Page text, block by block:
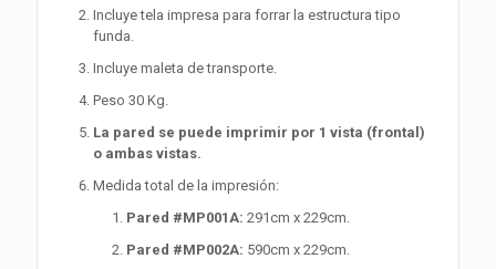
Incluye tela impresa para forrar la estructura tipo
funda.
Incluye maleta de transporte.
Peso 30 Kg.
La pared se puede imprimir por 1 vista (frontal)
o ambas vistas.
Medida total de la impresión:
Pared #MP001A: 291cm x 229cm.
Pared #MP002A: 590cm x 229cm.